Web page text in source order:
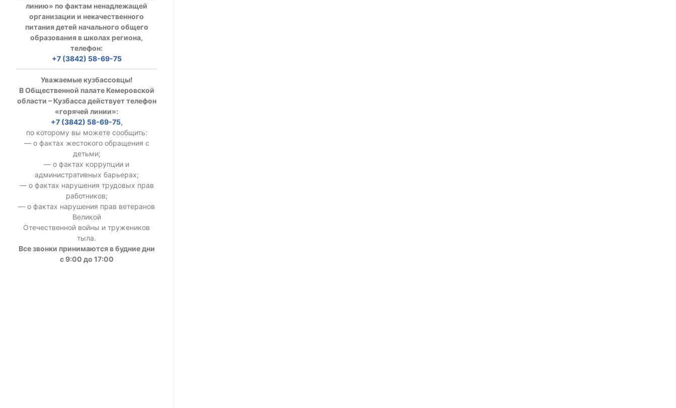
линию» по фактам ненадлежащей
организации и некачественного
питания детей начального общего
образования в школах региона,
телефон:
+7 (3842) 58-69-75
Уважаемые кузбассовцы!
В Общественной палате Кемеровской
области – Кузбасса действует телефон
«горячей линии»:
+7 (3842) 58-69-75,
по которому вы можете сообщить:
— о фактах жестокого обращения с
детьми;
— о фактах коррупции и
административных барьерах;
— о фактах нарушения трудовых прав
работников;
— о фактах нарушения прав ветеранов
Великой
Отечественной войны и тружеников
тыла.
Все звонки принимаются в будние дни
с 9:00 до 17:00